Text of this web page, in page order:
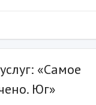
«Самое
Юг»